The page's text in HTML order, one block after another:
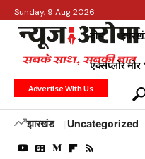
Sunday, 9 Aug 2026
होम
एक्सप्लोर मोर
Advertise With Us
झारखंड Uncategorized